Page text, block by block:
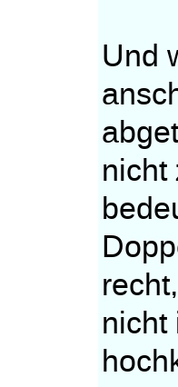
Und
nicht
nicht